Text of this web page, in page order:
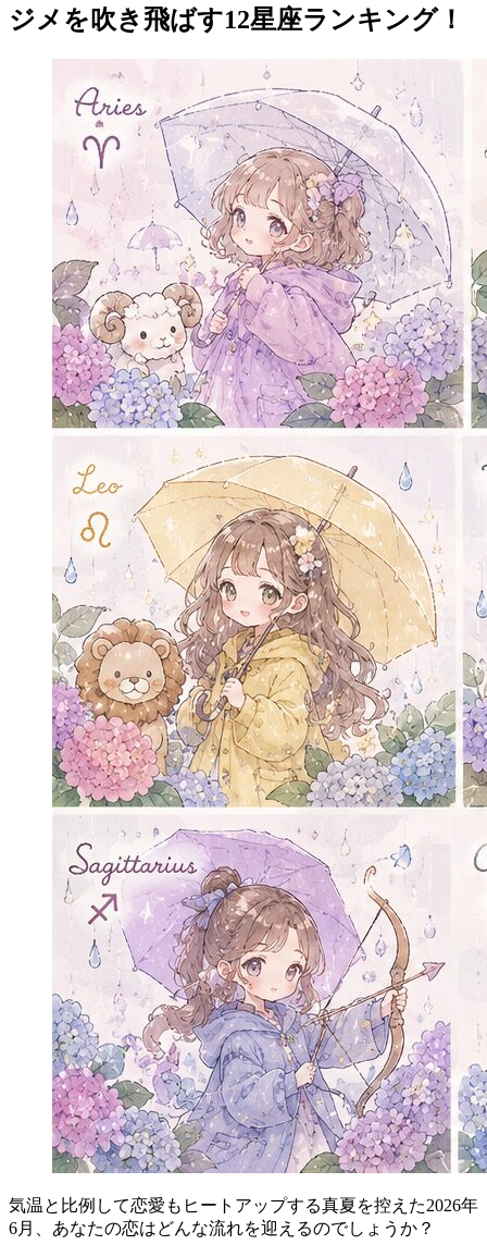
ジメを吹き飛ばす12星座ランキング！
気温と比例して恋愛もヒートアップする真夏を控えた2026年
6月、あなたの恋はどんな流れを迎えるのでしょうか？